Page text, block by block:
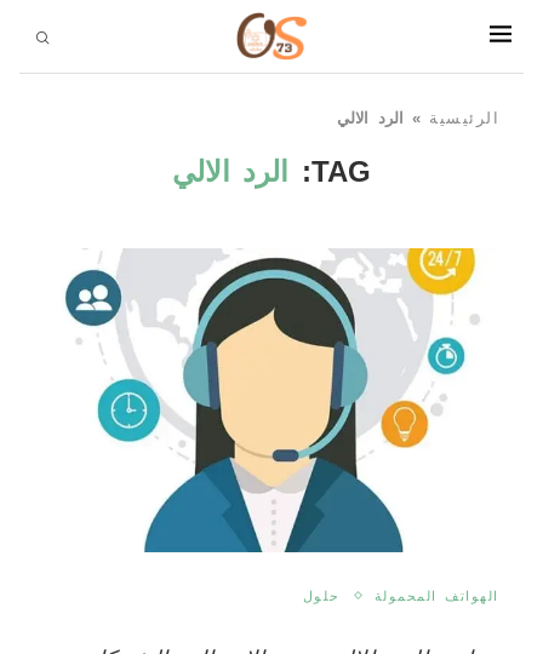
الرئيسية » الرد الالي
TAG: الرد الالي
الهواتف المحمولة حلول